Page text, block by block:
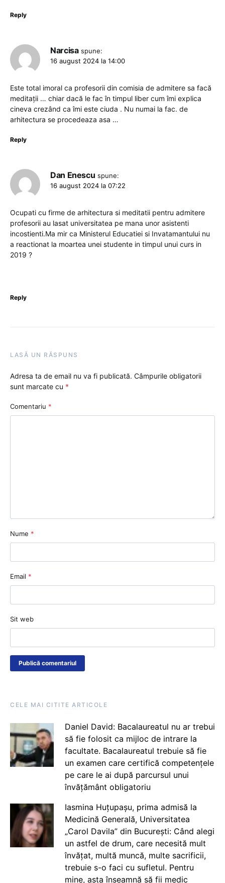
Reply
Narcisa spune:
16 august 2024 la 14:00
Este total imoral ca profesorii din comisia de admitere sa facă
meditații … chiar dacă le fac în timpul liber cum îmi explica
cineva crezând ca îmi este ciuda . Nu numai la fac. de
arhitectura se procedeaza asa …
Reply
Dan Enescu spune:
16 august 2024 la 07:22
Ocupati cu firme de arhitectura si meditatii pentru admitere
profesorii au lasat universitatea pe mana unor asistenti
incostienti.Ma mir ca Ministerul Educatiei si Invatamantului nu
a reactionat la moartea unei studente in timpul unui curs in
2019 ?
Reply
LASĂ UN RĂSPUNS
Adresa ta de email nu va fi publicată. Câmpurile obligatorii
sunt marcate cu *
Comentariu *
Nume *
Email *
Sit web
CELE MAI CITITE ARTICOLE
Daniel David: Bacalaureatul nu ar trebui
să fie folosit ca mijloc de intrare la
facultate. Bacalaureatul trebuie să fie
un examen care certifică competențele
pe care le ai după parcursul unui
învățământ obligatoriu
Iasmina Huțupașu, prima admisă la
Medicină Generală, Universitatea
„Carol Davila” din București: Când alegi
un astfel de drum, care necesită mult
învățat, multă muncă, multe sacrificii,
trebuie s-o faci cu sufletul. Pentru
mine, asta înseamnă să fii medic